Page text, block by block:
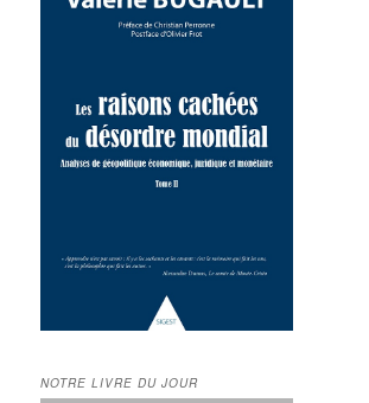
NOTRE LIVRE DU JOUR